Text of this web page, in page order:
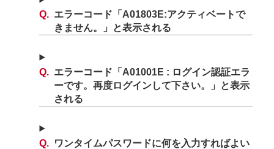
エラーコード「A01803E:アクティベートで
きません。」と表示される
エラーコード「A01001E : ログイン認証エラ
ーです。再度ログインして下さい。」と表示
される
ワンタイムパスワードに何を入力すればよい